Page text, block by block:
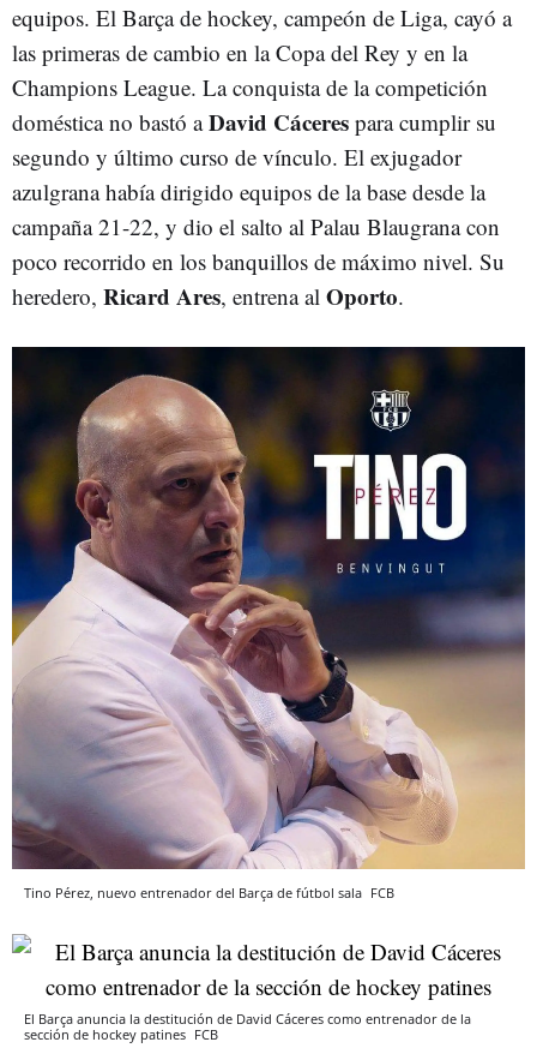
equipos. El Barça de hockey, campeón de Liga, cayó a
las primeras de cambio en la Copa del Rey y en la
Champions League. La conquista de la competición
doméstica no bastó aDavid Cáceres para cumplir su
segundo y último curso de vínculo. El exjugador
azulgrana había dirigido equipos de la base desde la
campaña 21-22, y dio el salto al Palau Blaugrana con
poco recorrido en los banquillos de máximo nivel. Su
heredero, Ricard Ares, entrena al Oporto.
Tino Pérez, nuevo entrenador del Barça de fútbol sala FCB
El Barça anuncia la destitución de David Cáceres como entrenador de la
sección de hockey patines FCB